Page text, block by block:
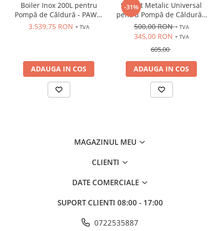
Boiler Inox 200L pentru
Pompă de Căldură - PAWT-
200
3.539,75 RON + TVA
ADAUGA IN COS
-31%
Suport Metalic Universal
pentru Pompă de Căldură -
Reglabil, Exterior
500,00 RON+ TVA
345,00 RON + TVA
605,00
ADAUGA IN COS
MAGAZINUL MEU
CLIENTI
DATE COMERCIALE
SUPORT CLIENTI 08:00 - 17:00
0722535887